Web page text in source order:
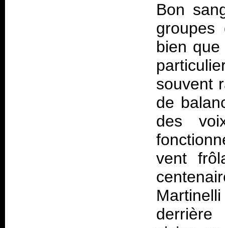
Bon
bien
souvent
de
des
vent